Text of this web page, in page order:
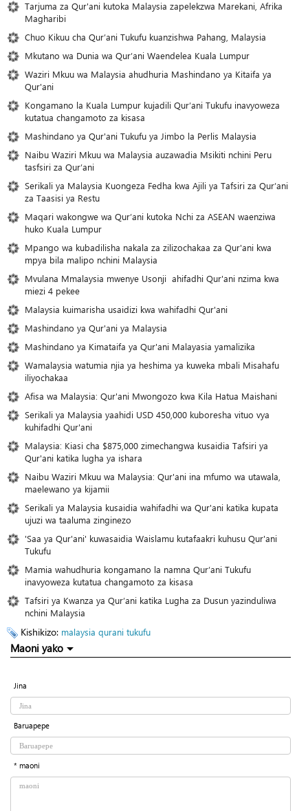
Tarjuma za Qur'ani kutoka Malaysia zapelekzwa Marekani, Afrika
Magharibi
Chuo Kikuu cha Qur’ani Tukufu kuanzishwa Pahang, Malaysia
Mkutano wa Dunia wa Qur’ani Waendelea Kuala Lumpur
Waziri Mkuu wa Malaysia ahudhuria Mashindano ya Kitaifa ya
Qur'ani
Kongamano la Kuala Lumpur kujadili Qur’ani Tukufu inavyoweza
kutatua changamoto za kisasa
Mashindano ya Qur'ani Tukufu ya Jimbo la Perlis Malaysia
Naibu Waziri Mkuu wa Malaysia auzawadia Msikiti nchini Peru
tasfsiri za Qur’ani
Serikali ya Malaysia Kuongeza Fedha kwa Ajili ya Tafsiri za Qur’ani
za Taasisi ya Restu
Maqari wakongwe wa Qur’ani kutoka Nchi za ASEAN waenziwa
huko Kuala Lumpur
Mpango wa kubadilisha nakala za zilizochakaa za Qur'ani kwa
mpya bila malipo nchini Malaysia
Mvulana Mmalaysia mwenye Usonji ahifadhi Qur'ani nzima kwa
miezi 4 pekee
Malaysia kuimarisha usaidizi kwa wahifadhi Qur'ani
Mashindano ya Qur'ani ya Malaysia
Mashindano ya Kimataifa ya Qur'ani Malayasia yamalizika
Wamalaysia watumia njia ya heshima ya kuweka mbali Misahafu
iliyochakaa
Afisa wa Malaysia: Qur'ani Mwongozo kwa Kila Hatua Maishani
Serikali ya Malaysia yaahidi USD 450,000 kuboresha vituo vya
kuhifadhi Qur'ani
Malaysia: Kiasi cha $875,000 zimechangwa kusaidia Tafsiri ya
Qur'ani katika lugha ya ishara
Naibu Waziri Mkuu wa Malaysia: Qur'ani ina mfumo wa utawala,
maelewano ya kijamii
Serikali ya Malaysia kusaidia wahifadhi wa Qur'ani katika kupata
ujuzi wa taaluma zinginezo
'Saa ya Qur'ani' kuwasaidia Waislamu kutafaakri kuhusu Qur'ani
Tukufu
Mamia wahudhuria kongamano la namna Qur’ani Tukufu
inavyoweza kutatua changamoto za kisasa
Tafsiri ya Kwanza ya Qur’ani katika Lugha za Dusun yazinduliwa
nchini Malaysia
Kishikizo: malaysia qurani tukufu
Maoni yako
Jina
Baruapepe
* maoni